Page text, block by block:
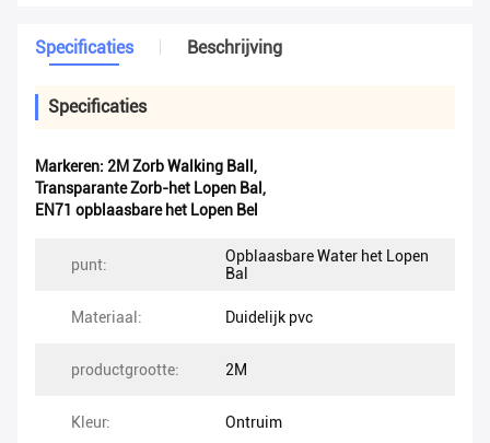
Specificaties Beschrijving
Specificaties
Markeren: 2M Zorb Walking Ball ,
Transparante Zorb-het Lopen Bal ,
EN71 opblaasbare het Lopen Bel
punt:
Opblaasbare Water het Lopen
Bal
Materiaal: Duidelijk pvc
productgrootte: 2M
Kleur: Ontruim